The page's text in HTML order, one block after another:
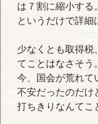
は７割に縮小する
というだけで詳細
少なくとも取得税
てことはなさそう。
今、国会が荒れて
不安だったのだけ
打ちきりなんてこ